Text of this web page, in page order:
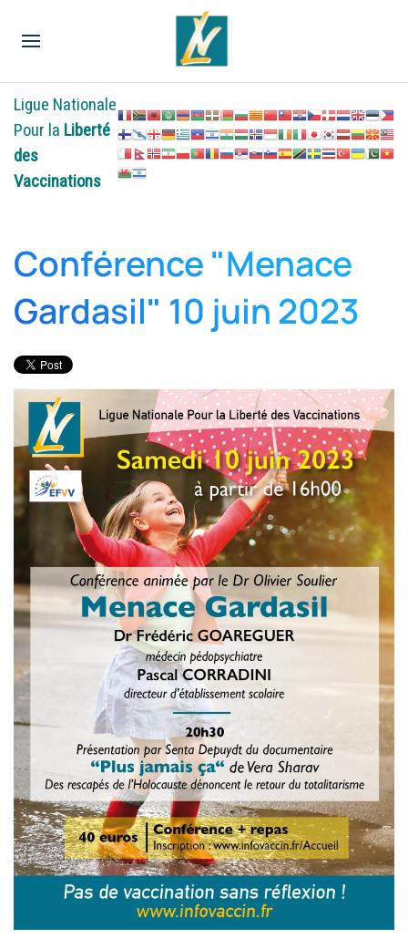
Ligue Nationale
Pour la Liberté
des
Vaccinations
Conférence "Menace
Gardasil" 10 juin 2023